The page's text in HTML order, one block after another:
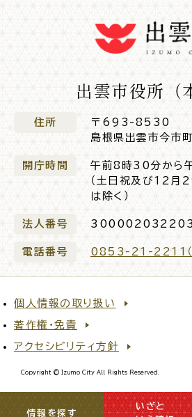
閉じる
情報を探す
いざと
出雲市役所（
住所
〒693-8530
島根県出雲市今市
開庁時間
午前8時30分から
（土日祝及び12月
は除く）
法人番号
電話番号 0853-21-2211（
個人情報の取り扱い
著作権・免責
アクセシビリティ方針
Copyright © Izumo City All Rights Reserved.